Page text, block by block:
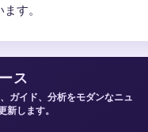
す。
ス
ガイド、分析をモダンなニュ
新します。